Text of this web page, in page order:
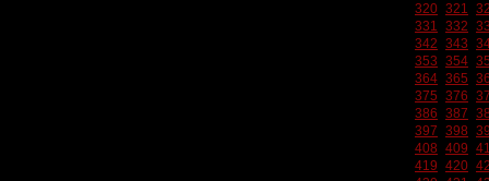
320 321
331 332
342 343
353 354
364 365
375 376
386 387
397 398
408 409
419 420